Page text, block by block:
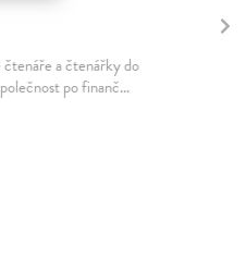
a čtenářky do
po finanč...